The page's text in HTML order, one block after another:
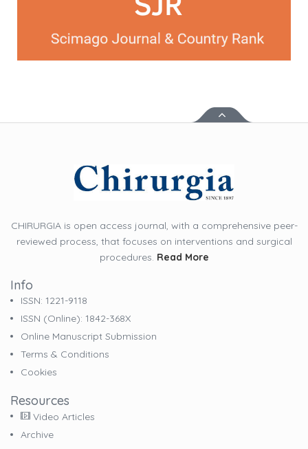
CHIRURGIA is open access journal, with a comprehensive peer-
reviewed process, that focuses on interventions and surgical
procedures. Read More
Info
ISSN: 1221-9118
ISSN (online): 1842-368X
Online Manuscript Submission
Terms & Conditions
Cookies
Resources
Video Articles
Archive